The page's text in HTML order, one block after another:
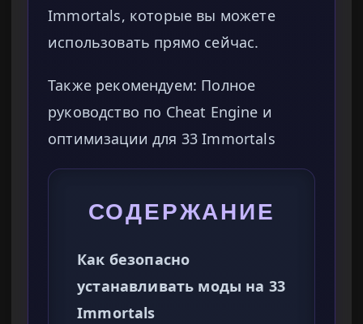
Immortals, которые вы можете
использовать прямо сейчас.
Также рекомендуем: Полное
руководство по Cheat Engine и
оптимизации для 33 Immortals
СОДЕРЖАНИЕ
Как безопасно
устанавливать моды на 33
Immortals